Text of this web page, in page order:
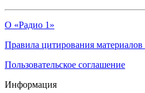
О «Радио 1»
Правила цитирования материалов
Пользовательское соглашение
Информация